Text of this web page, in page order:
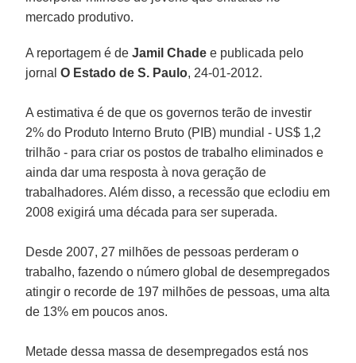
mercado produtivo.
A reportagem é deJamil Chade e publicada pelo
jornalO Estado de S. Paulo, 24-01-2012.
A estimativa é de que os governos terão de investir
2% do Produto Interno Bruto (PIB) mundial - US$ 1,2
trilhão - para criar os postos de trabalho eliminados e
ainda dar uma resposta à nova geração de
trabalhadores. Além disso, a recessão que eclodiu em
2008 exigirá uma década para ser superada.
Desde 2007, 27 milhões de pessoas perderam o
trabalho, fazendo o número global de desempregados
atingir o recorde de 197 milhões de pessoas, uma alta
de 13% em poucos anos.
Metade dessa massa de desempregados está nos